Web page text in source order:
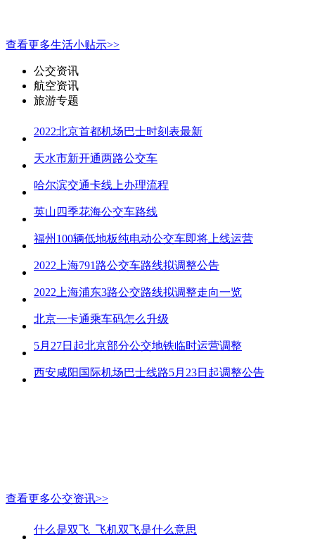
查看更多生活小贴示>>
公交资讯
航空资讯
旅游专题
2022北京首都机场巴士时刻表最新
天水市新开通两路公交车
哈尔滨交通卡线上办理流程
英山四季花海公交车路线
福州100辆低地板纯电动公交车即将上线运营
2022上海791路公交车路线拟调整公告
2022上海浦东3路公交路线拟调整走向一览
北京一卡通乘车码怎么升级
5月27日起北京部分公交地铁临时运营调整
西安咸阳国际机场巴士线路5月23日起调整公告
查看更多公交资讯>>
什么是双飞_飞机双飞是什么意思